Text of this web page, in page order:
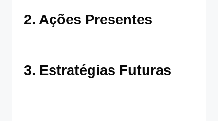
2. Ações Presentes
3. Estratégias Futuras